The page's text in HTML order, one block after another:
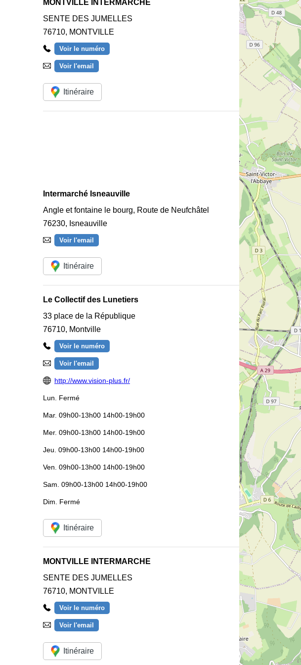
MONTVILLE INTERMARCHE
SENTE DES JUMELLES
76710, MONTVILLE
Voir le numéro
Voir l'email
Itinéraire
Intermarché Isneauville
Angle et fontaine le bourg, Route de Neufchâtel
76230, Isneauville
Voir l'email
Itinéraire
Le Collectif des Lunetiers
33 place de la République
76710, Montville
Voir le numéro
Voir l'email
http://www.vision-plus.fr/
Lun. Fermé
Mar. 09h00-13h00 14h00-19h00
Mer. 09h00-13h00 14h00-19h00
Jeu. 09h00-13h00 14h00-19h00
Ven. 09h00-13h00 14h00-19h00
Sam. 09h00-13h00 14h00-19h00
Dim. Fermé
Itinéraire
MONTVILLE INTERMARCHE
SENTE DES JUMELLES
76710, MONTVILLE
Voir le numéro
Voir l'email
Itinéraire